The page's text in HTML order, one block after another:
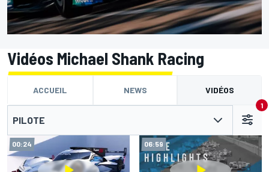
Vidéos Michael Shank Racing
ACCUEIL NEWS VIDÉOS
PILOTE
1
00:24 06:59